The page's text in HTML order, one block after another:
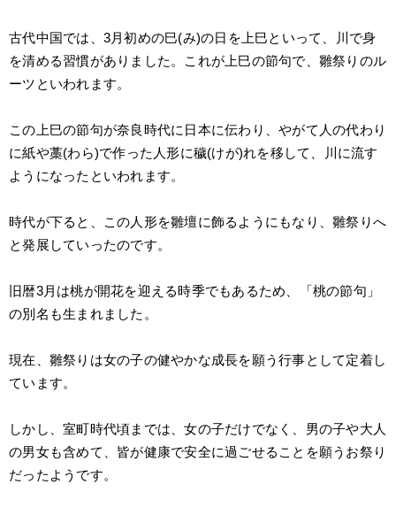
古代中国では、3月初めの巳(み)の日を上巳といって、川で身
を清める習慣がありました。これが上巳の節句で、雛祭りのル
ーツといわれます。
この上巳の節句が奈良時代に日本に伝わり、やがて人の代わり
に紙や藁(わら)で作った人形に穢(けが)れを移して、川に流す
ようになったといわれます。
時代が下ると、この人形を雛壇に飾るようにもなり、雛祭りへ
と発展していったのです。
旧暦3月は桃が開花を迎える時季でもあるため、「桃の節句」
の別名も生まれました。
現在、雛祭りは女の子の健やかな成長を願う行事として定着し
ています。
しかし、室町時代頃までは、女の子だけでなく、男の子や大人
の男女も含めて、皆が健康で安全に過ごせることを願うお祭り
だったようです。